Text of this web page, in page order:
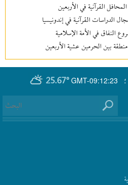
القرآنية في الأربعين
الدراسات القرآنية في إندونيسيا
النفاق في الأمة الإسلامية
بين‌ الحرمین عشية الأربعين
GMT-09:12:23
25.67° ؛